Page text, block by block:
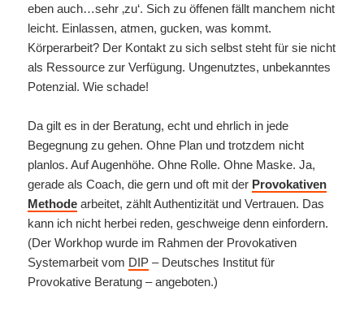
eben auch…sehr ‚zu‘. Sich zu öffenen fällt manchem nicht
leicht. Einlassen, atmen, gucken, was kommt.
Körperarbeit? Der Kontakt zu sich selbst steht für sie nicht
als Ressource zur Verfügung. Ungenutztes, unbekanntes
Potenzial. Wie schade!
Da gilt es in der Beratung, echt und ehrlich in jede
Begegnung zu gehen. Ohne Plan und trotzdem nicht
planlos. Auf Augenhöhe. Ohne Rolle. Ohne Maske. Ja,
gerade als Coach, die gern und oft mit der Provokativen
Methode arbeitet, zählt Authentizität und Vertrauen. Das
kann ich nicht herbei reden, geschweige denn einfordern.
(Der Workhop wurde im Rahmen der Provokativen
Systemarbeit vom DIP – Deutsches Institut für
Provokative Beratung – angeboten.)